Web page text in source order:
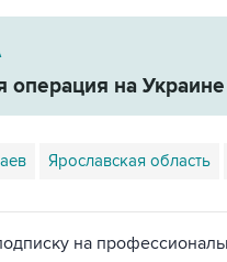
операция на Украине
Ярославская область
на